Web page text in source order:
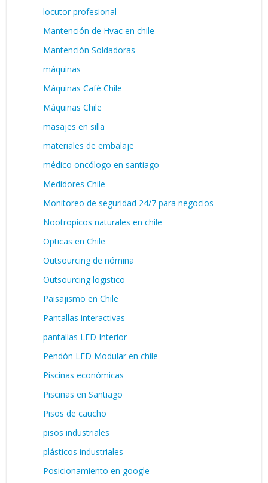
locutor profesional
Mantención de Hvac en chile
Mantención Soldadoras
máquinas
Máquinas Café Chile
Máquinas Chile
masajes en silla
materiales de embalaje
médico oncólogo en santiago
Medidores Chile
Monitoreo de seguridad 24/7 para negocios
Nootropicos naturales en chile
Opticas en Chile
Outsourcing de nómina
Outsourcing logistico
Paisajismo en Chile
Pantallas interactivas
pantallas LED Interior
Pendón LED Modular en chile
Piscinas económicas
Piscinas en Santiago
Pisos de caucho
pisos industriales
plásticos industriales
Posicionamiento en google